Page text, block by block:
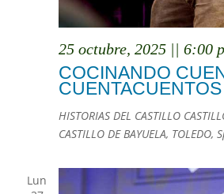
COCINANDO
CUENTACUENTOS
25 octubre, 2025 || 6:00
HISTORIAS DEL CASTILLO
CASTILLO DE BAYUELA, TOLEDO,
Lun